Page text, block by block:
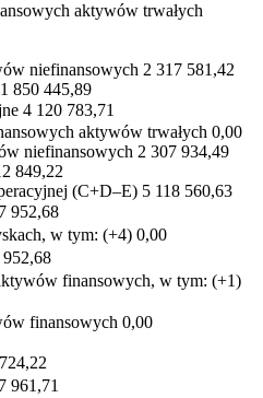
aktywów trwałych
niefinansowych 2 317 581,42
1 850 445,89
4 120 783,71
aktywów trwałych 0,00
niefinansowych 2 307 934,49
849,22
(C+D–E) 5 118 560,63
952,68
w tym: (+4) 0,00
952,68
finansowych, w tym: (+1)
finansowych 0,00
961,71